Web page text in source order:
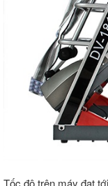
Tốc độ trên máy đạt